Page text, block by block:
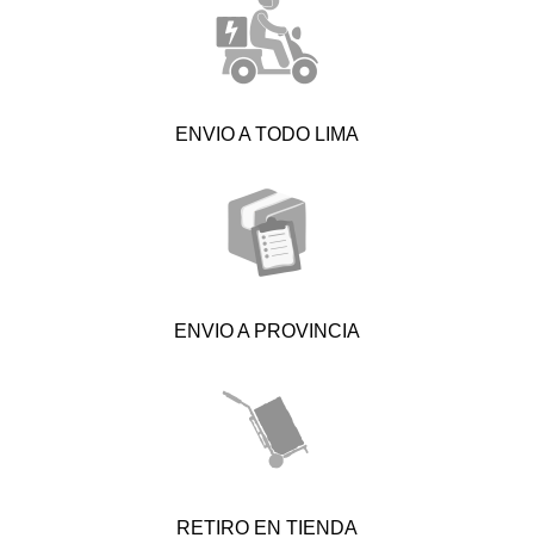
ENVIO A TODO LIMA
ENVIO A PROVINCIA
RETIRO EN TIENDA